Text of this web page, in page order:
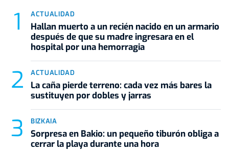
ACTUALIDAD
Hallan muerto a un recién nacido en un armario
después de que su madre ingresara en el
hospital por una hemorragia
ACTUALIDAD
La caña pierde terreno: cada vez más bares la
sustituyen por dobles y jarras
BIZKAIA
Sorpresa en Bakio: un pequeño tiburón obliga a
cerrar la playa durante una hora